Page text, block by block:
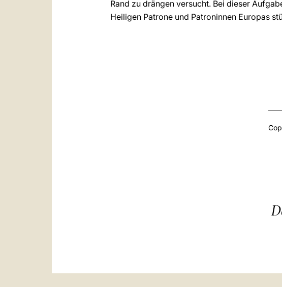
Rand zu drängen versucht. Bei dieser
Heiligen Patrone und Patroninnen Europas